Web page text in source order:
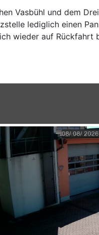
Vasbühl und dem
lediglich einen
wieder auf Rückfahrt